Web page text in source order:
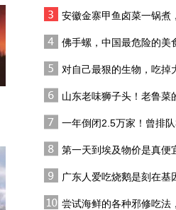
“癌细胞已扩
父亲现状
理查德：中
的舞台丨近
2026“舞动暖
微纪录片｜
科室解码|别
安徽金寨甲鱼卤菜一锅煮
佛手螺，中国最危险的美
对自己最狠的生物，吃掉
山东老味狮子头！老鲁菜
一年倒闭2.5万家！曾排
第一天到埃及物价是真便
广东人爱吃烧鹅是刻在基
尝试海鲜的各种邪修吃法